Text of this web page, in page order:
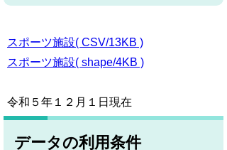
スポーツ施設( CSV/13KB )
スポーツ施設( shape/4KB )
令和５年１２月１日現在
データの利用条件